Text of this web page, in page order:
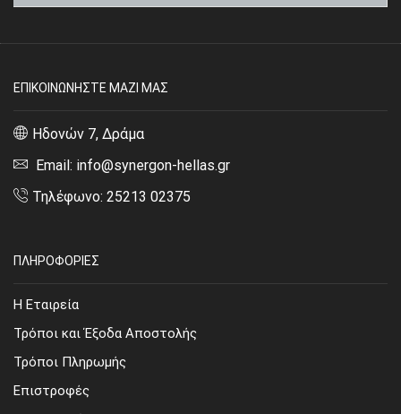
ΕΠΙΚΟΙΝΩΝΗΣΤΕ ΜΑΖΙ ΜΑΣ
Ηδονών 7, Δράμα
Email: info@synergon-hellas.gr
Τηλέφωνο: 25213 02375
ΠΛΗΡΟΦΟΡΙΕΣ
Η Εταιρεία
Τρόποι και Έξοδα Αποστολής
Τρόποι Πληρωμής
Επιστροφές